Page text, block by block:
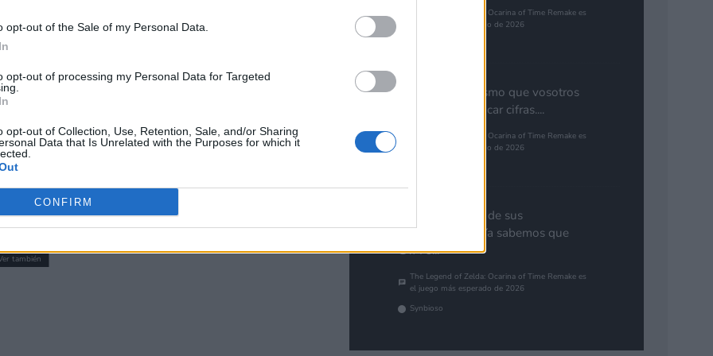
opt-out of the Sale of my Personal Data.
opt-out of processing my Personal Data for Targeted
opt-out of Collection, Use, Retention, Sale, and/or Sharing
Data that Is Unrelated with the Purposes for which it
CONFIRM
la colección está compuesta por
Pikachu,
Totodile, Treeko, Torchic y Mudkip
es importante mencionar que para desbloquear
un minuto Pokémon Mundo Misterioso: Equipo
necesitarás una suscripción activa con el pase
también
The Legend of Zelda: Ocarina of Time Remake es
el juego más esperado de 2026
Yo pienso lo mismo que vosotros
de GTA. Cuantificar cifras....
The Legend of Zelda: Ocarina of Time Remake es
el juego más esperado de 2026
Nota aclaratoria de sus
responsables: "Ya sabemos que
GTA 6...
The Legend of Zelda: Ocarina of Time Remake es
el juego más esperado de 2026
Synbioso